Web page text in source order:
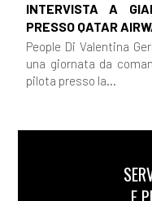
INTERVISTA A
PRESSO QATAR
People Di Valentina
una giornata da
pilota presso la...